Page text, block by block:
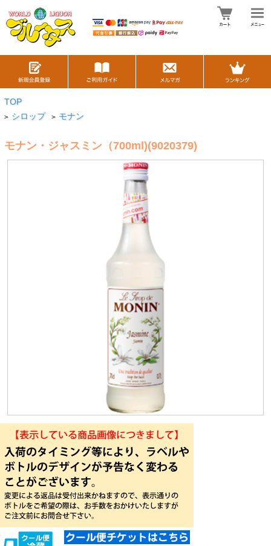
TOP
> シロップ > モナン
モナン・ジャスミン（700ml)(9020379)